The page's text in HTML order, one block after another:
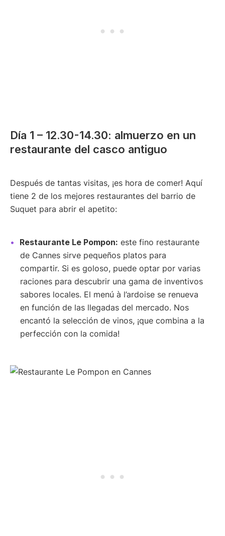
Día 1 – 12.30-14.30: almuerzo en un
restaurante del casco antiguo
Después de tantas visitas, ¡es hora de comer! Aquí
tiene 2 de los mejores restaurantes del barrio de
Suquet para abrir el apetito:
Restaurante Le Pompon: este fino restaurante
de Cannes sirve pequeños platos para
compartir. Si es goloso, puede optar por varias
raciones para descubrir una gama de inventivos
sabores locales. El menú à l’ardoise se renueva
en función de las llegadas del mercado. Nos
encantó la selección de vinos, ¡que combina a la
perfección con la comida!